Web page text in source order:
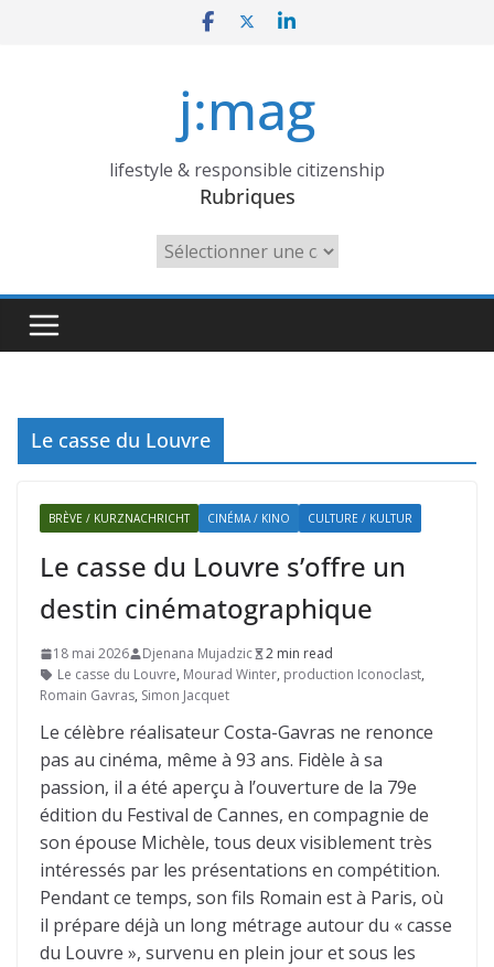
j:mag
lifestyle & responsible citizenship
Rubriques
Rubriques
Le casse du Louvre
BRÈVE / KURZNACHRICHT CINÉMA / KINO CULTURE / KULTUR
Le casse du Louvre s’offre un
destin cinématographique
18 mai 2026 Djenana Mujadzic
2 min read
Le casse du Louvre, Mourad Winter, production Iconoclast,
Romain Gavras, Simon Jacquet
Le célèbre réalisateur Costa-Gavras ne renonce
pas au cinéma, même à 93 ans. Fidèle à sa
passion, il a été aperçu à l’ouverture de la 79e
édition du Festival de Cannes, en compagnie de
son épouse Michèle, tous deux visiblement très
intéressés par les présentations en compétition.
Pendant ce temps, son fils Romain est à Paris, où
il prépare déjà un long métrage autour du « casse
du Louvre », survenu en plein jour et sous les